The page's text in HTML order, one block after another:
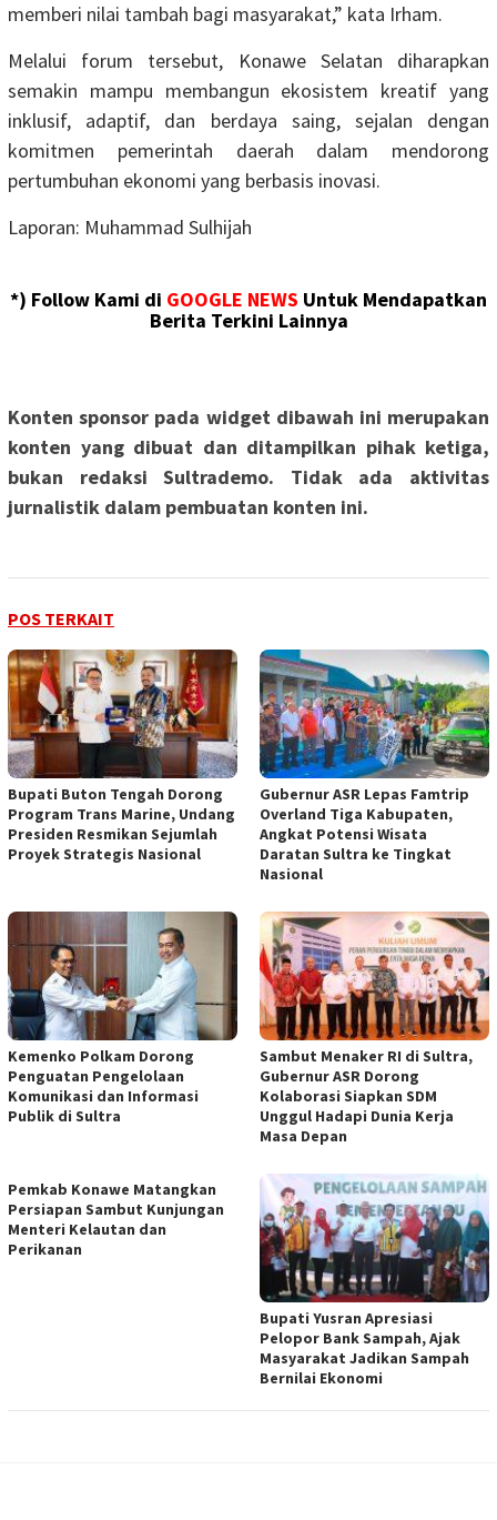
memberi nilai tambah bagi masyarakat,” kata Irham.
Melalui forum tersebut, Konawe Selatan diharapkan
semakin mampu membangun ekosistem kreatif yang
inklusif, adaptif, dan berdaya saing, sejalan dengan
komitmen pemerintah daerah dalam mendorong
pertumbuhan ekonomi yang berbasis inovasi.
Laporan: Muhammad Sulhijah
*) Follow Kami di GOOGLE NEWS Untuk Mendapatkan
Berita Terkini Lainnya
Konten sponsor pada widget dibawah ini merupakan
konten yang dibuat dan ditampilkan pihak ketiga,
bukan redaksi Sultrademo. Tidak ada aktivitas
jurnalistik dalam pembuatan konten ini.
POS TERKAIT
Bupati Buton Tengah Dorong
Program Trans Marine, Undang
Presiden Resmikan Sejumlah
Proyek Strategis Nasional
Gubernur ASR Lepas Famtrip
Overland Tiga Kabupaten,
Angkat Potensi Wisata
Daratan Sultra ke Tingkat
Nasional
Kemenko Polkam Dorong
Penguatan Pengelolaan
Komunikasi dan Informasi
Publik di Sultra
Sambut Menaker RI di Sultra,
Gubernur ASR Dorong
Kolaborasi Siapkan SDM
Unggul Hadapi Dunia Kerja
Masa Depan
Pemkab Konawe Matangkan
Persiapan Sambut Kunjungan
Menteri Kelautan dan
Perikanan
Bupati Yusran Apresiasi
Pelopor Bank Sampah, Ajak
Masyarakat Jadikan Sampah
Bernilai Ekonomi